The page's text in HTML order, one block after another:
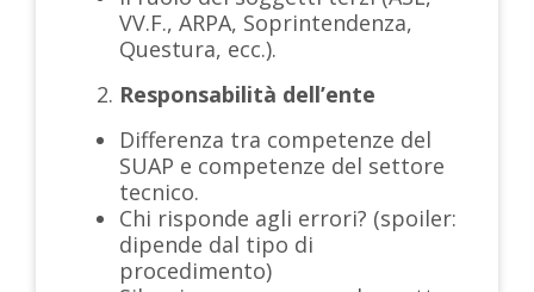
VV.F., ARPA, Soprintendenza,
Questura, ecc.).
Responsabilità dell’ente
Differenza tra competenze del
SUAP e competenze del settore
tecnico.
Chi risponde agli errori? (spoiler:
dipende dal tipo di
procedimento)